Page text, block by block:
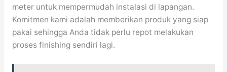
meter untuk mempermudah instalasi di lapangan.
Komitmen kami adalah memberikan produk yang siap
pakai sehingga Anda tidak perlu repot melakukan
proses finishing sendiri lagi.